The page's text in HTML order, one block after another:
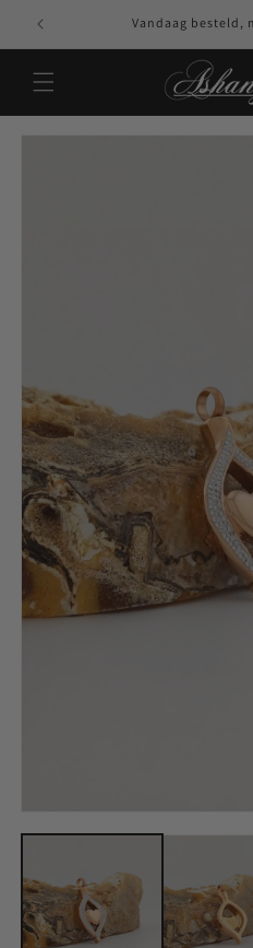
content
Vandaag besteld,